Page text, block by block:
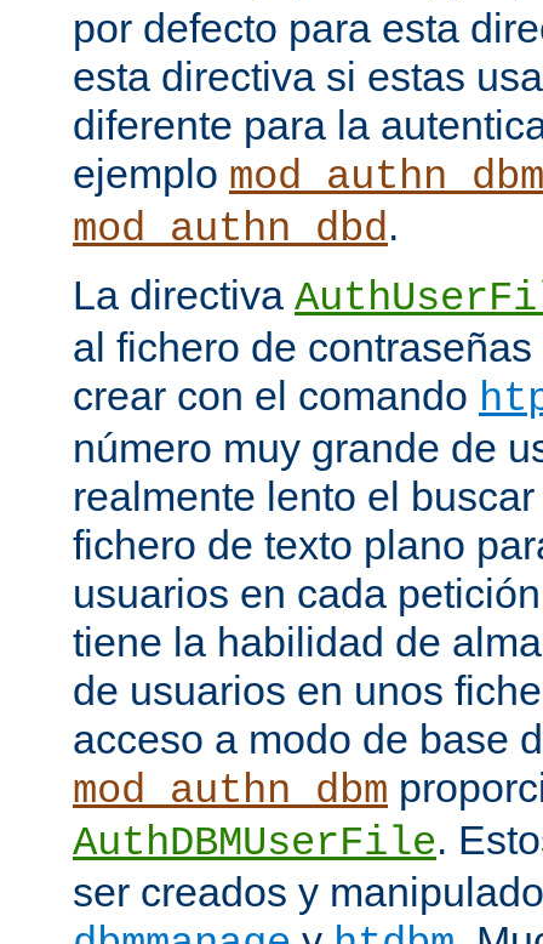
por defecto para esta
esta directiva si estas
diferente para la
ejemplo mod_authn_dbm
mod_authn_dbd.
La directiva
al fichero de
crear con el comando
número muy grande de
realmente lento el
fichero de texto plano
usuarios en cada
tiene la habilidad de
de usuarios en unos
acceso a modo de base
mod_authn_dbm
AuthDBMUserFile.
ser creados y